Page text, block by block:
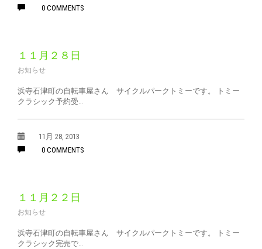
0 COMMENTS
１１月２８日
お知らせ
浜寺石津町の自転車屋さん サイクルパークトミーです。 トミー
クラシック予約受…
11月 28, 2013
0 COMMENTS
１１月２２日
お知らせ
浜寺石津町の自転車屋さん サイクルパークトミーです。 トミー
クラシック完売で…